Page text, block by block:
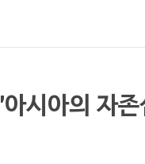
'아시아의 자